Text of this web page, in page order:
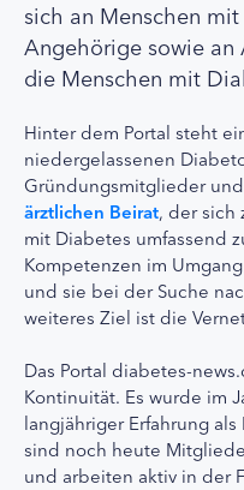
sich an Menschen
Angehörige sowie an
die Menschen mit
Hinter dem Portal steht
niedergelassenen
Gründungsmitglieder
ärztlichen Beirat, der sich
mit Diabetes umfassend
Kompetenzen im
und sie bei der Suche
weiteres Ziel ist die
Das Portal diabetes-
Kontinuität. Es wurde im
langjähriger Erfahrung
sind noch heute
und arbeiten aktiv in der